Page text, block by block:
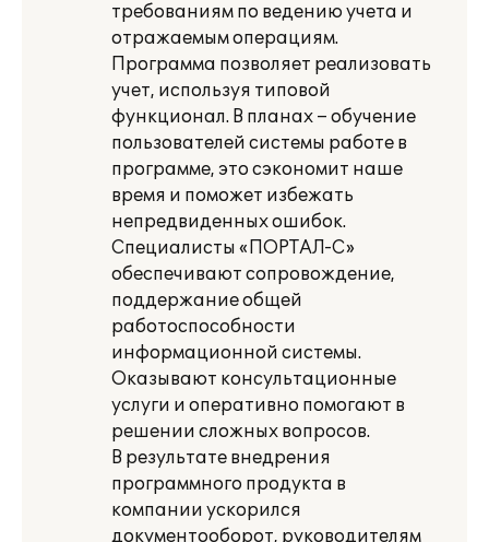
требованиям по ведению учета и
отражаемым операциям.
Программа позволяет реализовать
учет, используя типовой
функционал. В планах – обучение
пользователей системы работе в
программе, это сэкономит наше
время и поможет избежать
непредвиденных ошибок.
Специалисты «ПОРТАЛ-С»
обеспечивают сопровождение,
поддержание общей
работоспособности
информационной системы.
Оказывают консультационные
услуги и оперативно помогают в
решении сложных вопросов.
В результате внедрения
программного продукта в
компании ускорился
документооборот, руководителям